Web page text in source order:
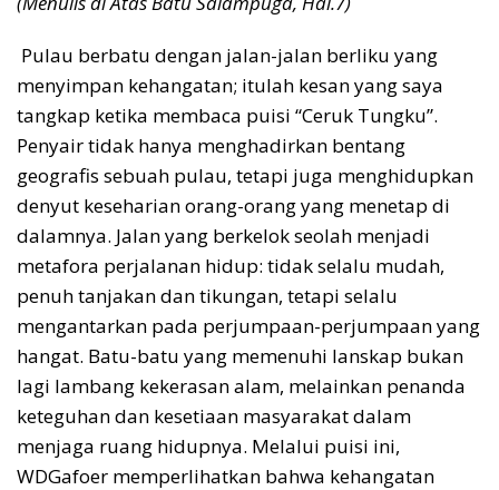
Pulau berbatu dengan jalan-jalan berliku yang
menyimpan kehangatan; itulah kesan yang saya
tangkap ketika membaca puisi “Ceruk Tungku”.
Penyair tidak hanya menghadirkan bentang
geografis sebuah pulau, tetapi juga menghidupkan
denyut keseharian orang-orang yang menetap di
dalamnya. Jalan yang berkelok seolah menjadi
metafora perjalanan hidup: tidak selalu mudah,
penuh tanjakan dan tikungan, tetapi selalu
mengantarkan pada perjumpaan-perjumpaan yang
hangat. Batu-batu yang memenuhi lanskap bukan
lagi lambang kekerasan alam, melainkan penanda
keteguhan dan kesetiaan masyarakat dalam
menjaga ruang hidupnya. Melalui puisi ini,
WDGafoer memperlihatkan bahwa kehangatan